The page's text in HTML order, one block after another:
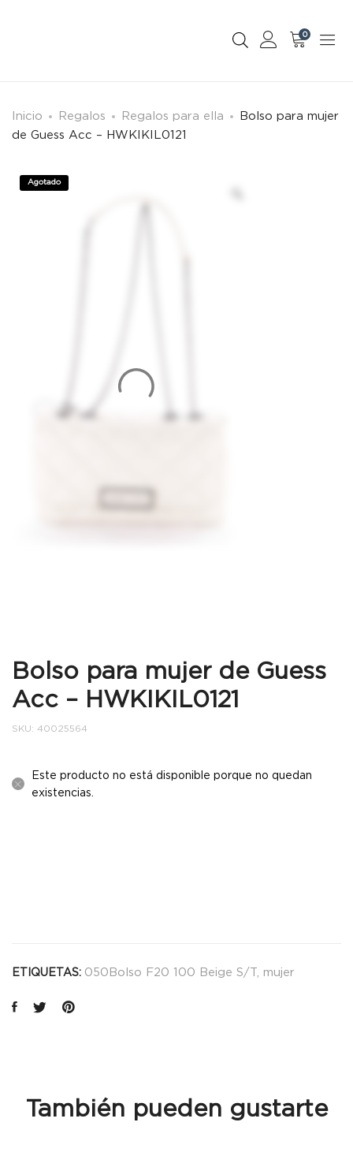
0
Inicio Regalos Regalos para ella
Bolso para mujer
de Guess Acc – HWKIKIL0121
Agotado
Bolso para mujer de Guess
Acc – HWKIKIL0121
SKU: 40025564
Este producto no está disponible porque no quedan
existencias.
ETIQUETAS: 050Bolso F20 100 Beige S/T mujer
También pueden gustarte